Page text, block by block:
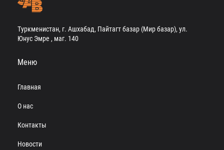
Туркменистан, г. Ашхабад, Пайтагт базар (Мир базар), ул.
Юнус Эмре , маг. 140
Меню
Главная
О нас
Контакты
Новости